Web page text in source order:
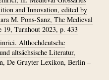
and Innovation, edited by
M. Pons-Sanz, The Medieval
19, Turnhout 2023, p. 433
Althochdeutsche
altsächsische Literatur,
De Gruyter Lexikon, Berlin –